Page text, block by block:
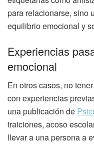
para relacionarse, sino
equilibrio emocional y
Experiencias
emocional
En otros casos, no
con experiencias
una publicación de
traiciones, acoso
llevar a una persona a